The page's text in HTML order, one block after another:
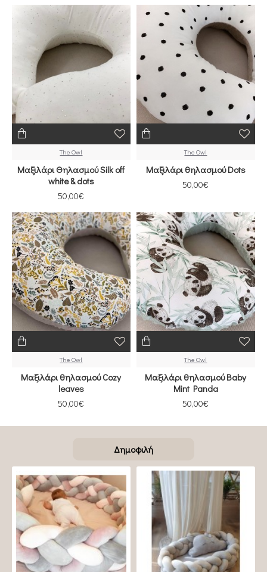
The Owl
Μαξιλάρι Θηλασμού Silk off
white & dots
50,00€
The Owl
Μαξιλάρι θηλασμού Dots
50,00€
The Owl
Μαξιλάρι θηλασμού Cozy
leaves
50,00€
The Owl
Μαξιλάρι θηλασμού Baby
Mint Panda
50,00€
Δημοφιλή